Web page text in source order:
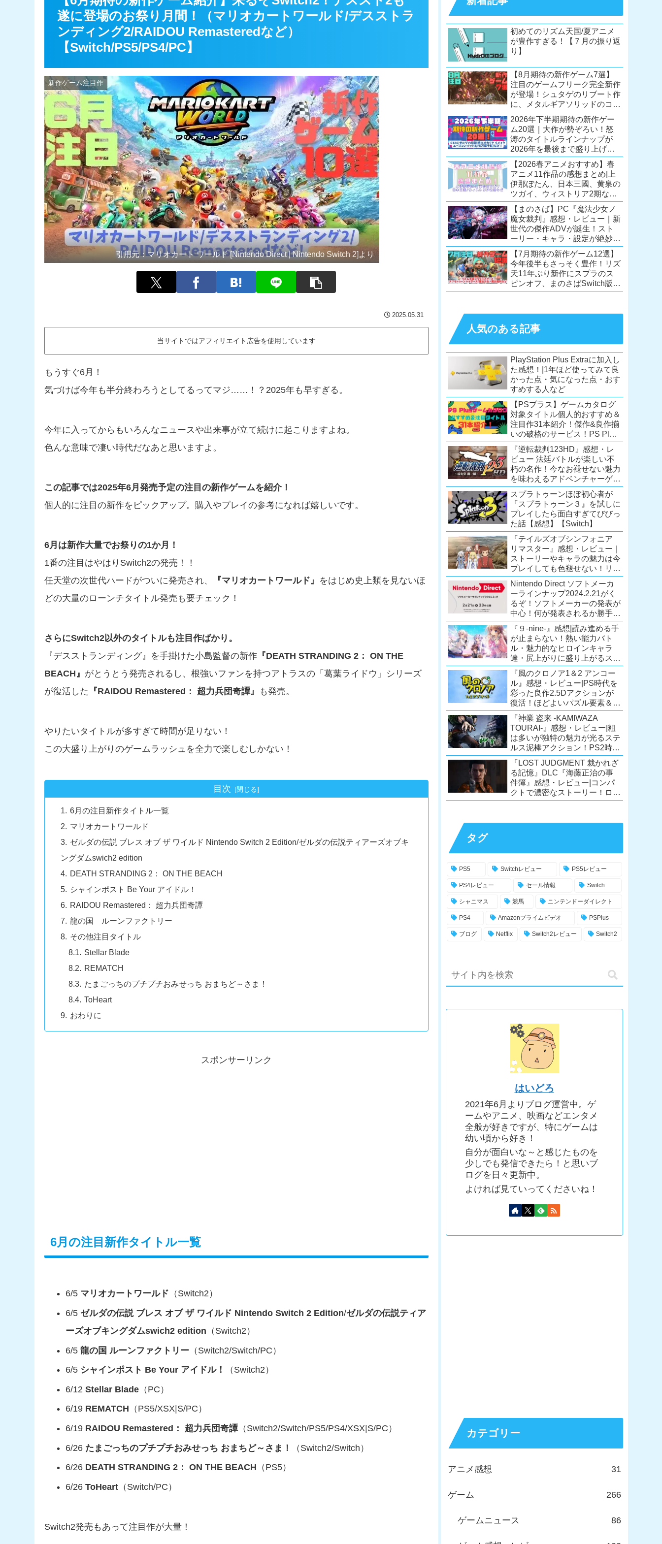
遂に登場のお祭り月間！（マリオカートワールド/デスストラ
ンディング2/RAIDOU Remasteredなど）
【Switch/PS5/PS4/PC】
新作ゲーム注目作
引用元：マリオカート ワールド [Nintendo Direct | Nintendo Switch 2]より
2025.05.31
当サイトではアフィリエイト広告を使用しています
もうすぐ6月！
気づけば今年も半分終わろうとしてるってマジ……！？2025年も早すぎる。
今年に入ってからもいろんなニュースや出来事が立て続けに起こりますよね。
色んな意味で凄い時代だなあと思いますよ。
この記事では2025年6月発売予定の注目の新作ゲームを紹介！
個人的に注目の新作をピックアップ。購入やプレイの参考になれば嬉しいです。
6月は新作大量でお祭りの1か月！
1番の注目はやはりSwitch2の発売！！
任天堂の次世代ハードがついに発売され、
『マリオカートワールド』 をはじめ史上類を見ないほ
どの大量のローンチタイトル発売も要チェック！
さらにSwitch2以外のタイトルも注目作ばかり。
『デスストランディング』を手掛けた小島監督の新作『DEATH STRANDING 2： ON THE
BEACH』 がとうとう発売されるし、根強いファンを持つアトラスの「葛葉ライドウ」シリーズ
が復活した 『RAIDOU Remastered： 超力兵団奇譚』 も発売。
やりたいタイトルが多すぎて時間が足りない！
この大盛り上がりのゲームラッシュを全力で楽しむしかない！
目次
6月の注目新作タイトル一覧
マリオカートワールド
ゼルダの伝説 ブレス オブ ザ ワイルド Nintendo Switch 2 Edition/ゼルダの伝説ティアーズオブキ
ングダムswich2 edition
DEATH STRANDING 2： ON THE BEACH
シャインポスト Be Your アイドル！
RAIDOU Remastered： 超力兵団奇譚
龍の国 ルーンファクトリー
その他注目タイトル
Stellar Blade
REMATCH
たまごっちのプチプチおみせっち おまちど～さま！
ToHeart
おわりに
スポンサーリンク
6月の注目新作タイトル一覧
6/5 マリオカートワールド （Switch2）
6/5 ゼルダの伝説 ブレス オブ ザ ワイルド Nintendo Switch 2 Edition/ゼルダの伝説ティア
ーズオブキングダムswich2 edition （Switch2）
6/5龍の国 ルーンファクトリー （Switch2/Switch/PC）
6/5 シャインポスト Be Your アイドル！
（Switch2）
6/12Stellar Blade （PC）
6/19 REMATCH （PS5/XSX|S/PC）
6/19 RAIDOU Remastered： 超力兵団奇譚（Switch2/Switch/PS5/PS4/XSX|S/PC）
6/26 たまごっちのプチプチおみせっち おまちど～さま！
（Switch2/Switch）
6/26 DEATH STRANDING 2： ON THE BEACH （PS5）
6/26ToHeart （Switch/PC）
Switch2発売もあって注目作が大量！
初めてのリズム天国/夏アニメ
が豊作すぎる！【７月の振り返
り】
【8月期待の新作ゲーム7選】
注目のゲームフリーク完全新作
が登場！シュタゲのリブート作
に、メタルギアソリッドのコレ
クション第2弾も。夏休みを盛
り上げるタイトル大集合！
【Switch2/PS5/PC】
2026年下半期期待の新作ゲー
ム20選｜大作が勢ぞろい！怒
涛のタイトルラインナップが
2026年を最後まで盛り上げ
る！【Switch2/PS5/Xbox/PC】
【2026春アニメおすすめ】春
アニメ11作品の感想まとめ|上
伊那ぼたん、日本三國、黄泉の
ツガイ、ウィストリア2期な
ど……レベルの高い作品が多
い！？
【まのさば】PC『魔法少女ノ
魔女裁判』感想・レビュー｜新
世代の傑作ADVが誕生！スト
ーリー・キャラ・設定が絶妙に
絡み合う、命懸けの議論ミステ
リー【PC/Switch】
【7月期待の新作ゲーム12選】
今年後半もさっそく豊作！リズ
天11年ぶり新作にスプラのス
ピンオフ、まのさばSwitch版
も！【Switch2/PS5/PC】
人気のある記事
PlayStation Plus Extraに加入し
た感想！|1年ほど使ってみて良
かった点・気になった点・おす
すめする人など
【PSプラス】ゲームカタログ
対象タイトル個人的おすすめ＆
注目作31本紹介！傑作&良作揃
いの破格のサービス！PS Plus
Extra会員以上は遊び放題！
【2026年7月時点】
【PS5/PS4】
『逆転裁判123HD』感想・レ
ビュー 法廷バトルが楽しい不
朽の名作！今なお褪せない魅力
を味わえるアドベンチャーゲー
ムの傑作！（現在『逆転裁判
123 成歩堂セレクション』が配
信中）
スプラトゥーンほぼ初心者が
『スプラトゥーン３』を試しに
プレイしたら面白すぎてびびっ
た話【感想】【Switch】
『テイルズオブシンフォニア
リマスター』感想・レビュー｜
ストーリーやキャラの魅力は今
プレイしても色褪せない！リマ
スター内容に物足りなさはある
が、プレイする価値のあるシリ
ーズの人気作
【Switch/PS4/Xone】
Nintendo Direct ソフトメーカ
ーラインナップ2024.2.21がく
るぞ！ソフトメーカーの発表が
中心！何が発表されるか勝手に
予想！【ニンテンドーダイレク
ト予想】
『９-nine-』感想|読み進める手
が止まらない！熱い能力バト
ル・魅力的なヒロインキャラ
達・尻上がりに盛り上がるスト
ーリーが面白すぎるノベルゲ
ー！【PC/Steam/Switch/PS4】
『風のクロノア1＆2 アンコー
ル』感想・レビュー|PS時代を
彩った良作2.5Dアクションが
復活！ほどよいパズル要素＆切
ない余韻のストーリーも魅力！
【Switch/PS5/PS4/Xbox
X|S/Xone/PC】
『神業 盗来 -KAMIWAZA
TOURAI-』感想・レビュー|粗
は多いが独特の魅力が光るステ
ルス泥棒アクション！PS2時代
の異色のタイトル、令和に復
活！【Switch/PS4/Steam】
『LOST JUDGMENT 裁かれざ
る記憶』DLC『海藤正治の事
件簿』感想・レビュー|コンパ
クトで濃密なストーリー！ロス
トジャッジメント本編と合わせ
DLC！
タグ
PS5 Switchレビュー PS5レビュー
PS4レビュー セール情報 Switch
シャニマス 競馬 ニンテンドーダイレクト
PS4 Amazonプライムビデオ PSPlus
ブログ Netflix Switch2レビュー Switch2
はいどろ
2021年6月よりブログ運営中。ゲ
ームやアニメ、映画などエンタメ
全般が好きですが、特にゲームは
幼い頃から好き！
自分が面白いな～と感じたものを
少しでも発信できたら！と思いブ
ログを日々更新中。
よければ見ていってくださいね！
カテゴリー
アニメ感想 31
ゲーム 266
ゲームニュース 86